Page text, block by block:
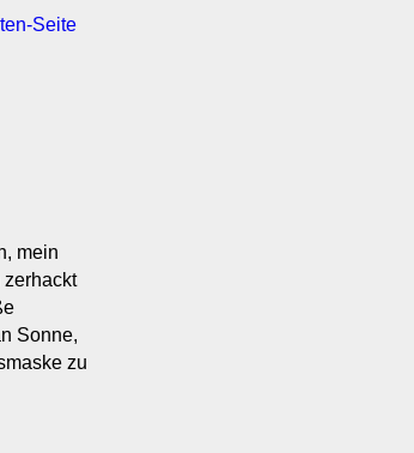
Seite
mein
zerhackt
Sonne,
zu